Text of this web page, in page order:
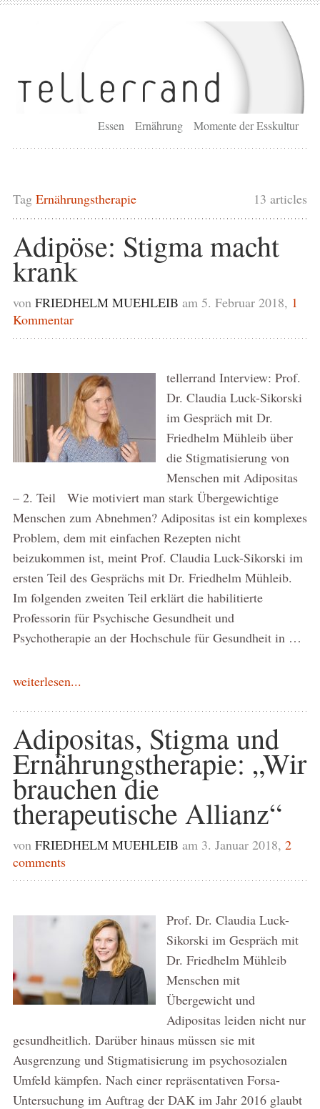
Essen Ernährung Momente der Esskultur
13 articles
Tag Ernährungstherapie
Adipöse: Stigma macht
krank
von FRIEDHELM MUEHLEIB am 5. Februar 2018, 1
Kommentar
tellerrand Interview: Prof.
Dr. Claudia Luck-Sikorski
im Gespräch mit Dr.
Friedhelm Mühleib über
die Stigmatisierung von
Menschen mit Adipositas
– 2. Teil Wie motiviert man stark Übergewichtige
Menschen zum Abnehmen? Adipositas ist ein komplexes
Problem, dem mit einfachen Rezepten nicht
beizukommen ist, meint Prof. Claudia Luck-Sikorski im
ersten Teil des Gesprächs mit Dr. Friedhelm Mühleib.
Im folgenden zweiten Teil erklärt die habilitierte
Professorin für Psychische Gesundheit und
Psychotherapie an der Hochschule für Gesundheit in …
weiterlesen...
Adipositas, Stigma und
Ernährungstherapie: „Wir
brauchen die
therapeutische Allianz“
von FRIEDHELM MUEHLEIB am 3. Januar 2018, 2
comments
Prof. Dr. Claudia Luck-
Sikorski im Gespräch mit
Dr. Friedhelm Mühleib
Menschen mit
Übergewicht und
Adipositas leiden nicht nur
gesundheitlich. Darüber hinaus müssen sie mit
Ausgrenzung und Stigmatisierung im psychosozialen
Umfeld kämpfen. Nach einer repräsentativen Forsa-
Untersuchung im Auftrag der DAK im Jahr 2016 glaubt